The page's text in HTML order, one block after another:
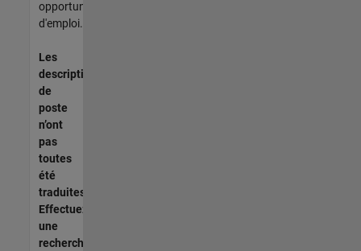
opportunités
d'emploi.
Les
descriptions
de
poste
n’ont
pas
toutes
été
traduites.
Effectuez
une
recherche